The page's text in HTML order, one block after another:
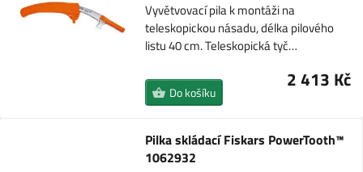
Vyvětvovací pila k montáži na
teleskopickou násadu, délka pilového
listu 40 cm. Teleskopická tyč…
2 413 Kč
Do košíku
Pilka skládací Fiskars PowerTooth™
1062932